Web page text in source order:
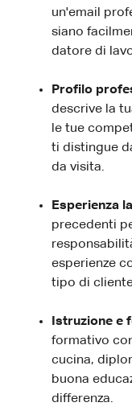
un'email
siano
datore di
Profilo
descrive la
le tue
ti distingue
da visita.
Esperienza
precedenti
esperienze
tipo di
Istruzione e
formativo
cucina,
buona
differenza.